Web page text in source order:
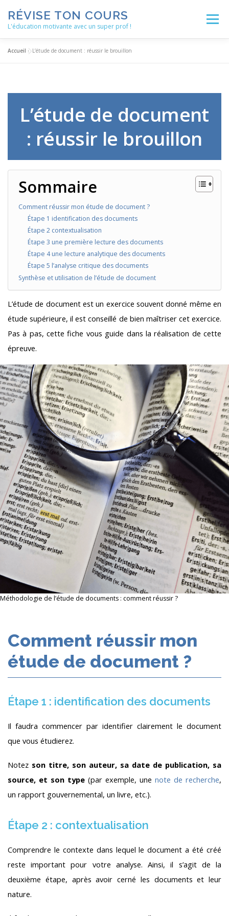
contenu
RÉVISE TON COURS
L'éducation motivante avec un super prof !
Menu
NOS SERVICES AUTRES RESSOURCES
Accueil »L’étude de document : réussir le brouillon
L’étude de document
: réussir le brouillon
Sommaire
Comment réussir mon étude de document ?
Étape 1 identification des documents
Étape 2 contextualisation
Étape 3 une première lecture des documents
Étape 4 une lecture analytique des documents
Étape 5 l’analyse critique des documents
Synthèse et utilisation de l’étude de document
L’étude de document est un exercice souvent donné même en
étude supérieure, il est conseillé de bien maîtriser cet exercice.
Pas à pas, cette fiche vous guide dans la réalisation de cette
épreuve.
Méthodologie de l’étude de documents : comment réussir ?
Comment réussir mon
étude de document ?
Étape 1 : identification des documents
Il faudra commencer par identifier clairement le document
que vous étudierez.
Notez son titre, son auteur, sa date de publication, sa
source, et son type (par exemple, une note de recherche,
un rapport gouvernemental, un livre, etc.).
Étape 2 : contextualisation
Comprendre le contexte dans lequel le document a été créé
reste important pour votre analyse. Ainsi, il s’agit de la
deuxième étape, après avoir cerné les documents et leur
nature.